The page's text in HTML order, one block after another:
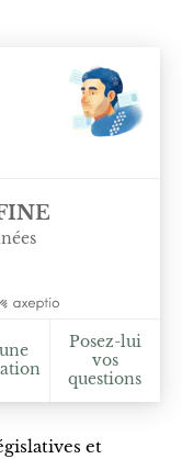
Posez-lui
vos
questions
et